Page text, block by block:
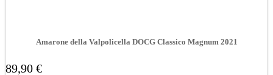
Amarone della Valpolicella DOCG Classico Magnum 2021
89,90 €